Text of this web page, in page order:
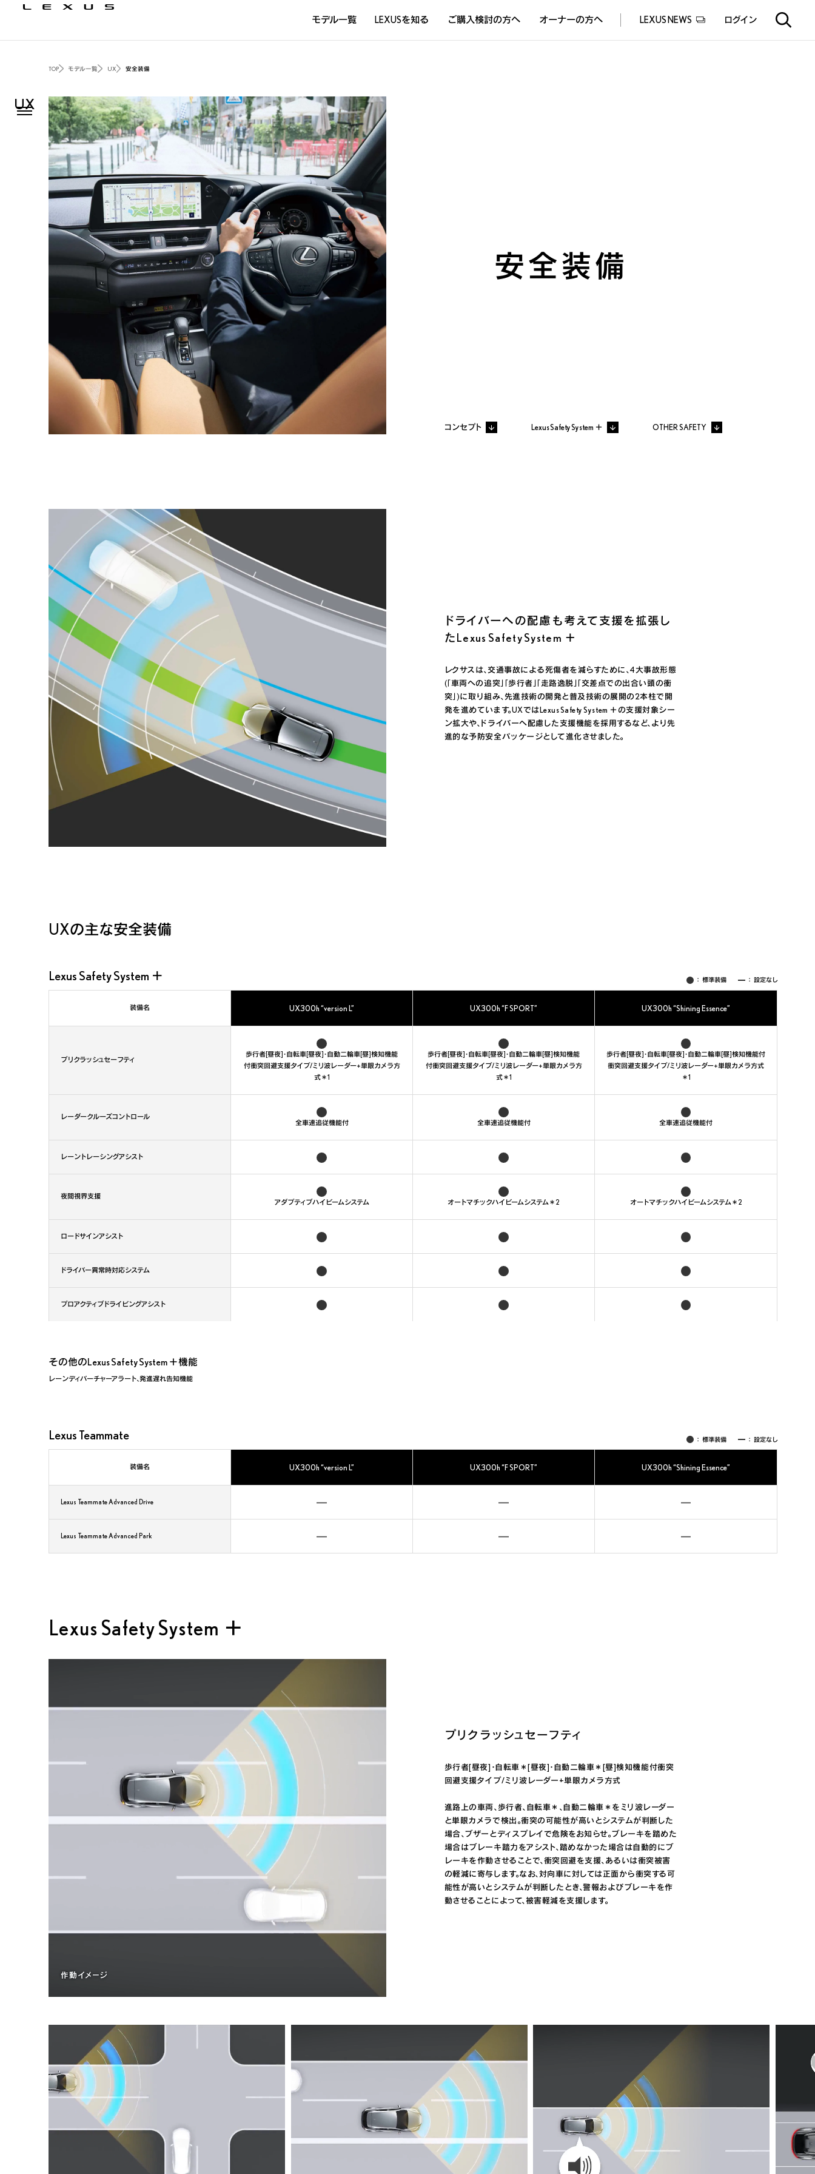
モデル一覧 LEXUSを知る ご購入検討の方へ オーナーの方へ LEXUS NEWS ログイン
DISCOVER THE LEXUS LIFE
Concept Car
LEXUS EXPERIENCE(体験サービス)
TOP モデル一覧 UX 安全装備
UX
安全装備
コンセプト Lexus Safety System ＋ OTHER SAFETY
ドライバーへの配慮も考えて支援を拡張し
たLexus Safety System ＋
レクサスは、交通事故による死傷者を減らすために、4大事故形態
(「車両への追突」「歩行者」「走路逸脱」「交差点での出合い頭の衝
突」)に取り組み、先進技術の開発と普及技術の展開の2本柱で開
発を進めています。UXではLexus Safety System ＋の支援対象シー
ン拡大や、ドライバーへ配慮した支援機能を採用するなど、より先
進的な予防安全パッケージとして進化させました。
UXの主な安全装備
Lexus Safety System ＋ ： 標準装備 ： 設定なし
装備名 UX300h “version L” UX300h “F SPORT” UX300h “Shining Essence”
プリクラッシュセーフティ
歩行者[昼夜]・自転車[昼夜]・自動二輪車[昼]検知機能
付衝突回避支援タイプ/ミリ波レーダー+単眼カメラ方
式＊1
歩行者[昼夜]・自転車[昼夜]・自動二輪車[昼]検知機能
付衝突回避支援タイプ/ミリ波レーダー+単眼カメラ方
式＊1
歩行者[昼夜]・自転車[昼夜]・自動二輪車[昼]検知機能付
衝突回避支援タイプ/ミリ波レーダー+単眼カメラ方式
＊1
レーダークルーズコントロール
全車速追従機能付 全車速追従機能付 全車速追従機能付
レーントレーシングアシスト
夜間視界支援
アダプティブハイビームシステム オートマチックハイビームシステム＊2 オートマチックハイビームシステム＊2
ロードサインアシスト
ドライバー異常時対応システム
プロアクティブドライビングアシスト
その他のLexus Safety System ＋機能
レーンディパーチャーアラート、発進遅れ告知機能
Lexus Teammate ： 標準装備 ： 設定なし
装備名 UX300h “version L” UX300h “F SPORT” UX300h “Shining Essence”
Lexus Teammate Advanced Drive
Lexus Teammate Advanced Park
Lexus Safety System ＋
プリクラッシュセーフティ
歩行者[昼夜]・自転車＊[昼夜]・自動二輪車＊[昼]検知機能付衝突
回避支援タイプ/ミリ波レーダー+単眼カメラ方式
進路上の車両、歩行者、自転車＊、自動二輪車＊をミリ波レーダー
と単眼カメラで検出。衝突の可能性が高いとシステムが判断した
場合、ブザーとディスプレイで危険をお知らせ。ブレーキを踏めた
場合はブレーキ踏力をアシスト、踏めなかった場合は自動的にブ
レーキを作動させることで、衝突回避を支援、あるいは衝突被害
の軽減に寄与します。なお、対向車に対しては正面から衝突する可
能性が高いとシステムが判断したとき、警報およびブレーキを作
動させることによって、被害軽減を支援します。